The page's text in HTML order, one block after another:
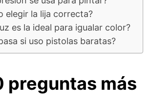
elegir la lija correcta?
es la ideal para igualar color?
si uso pistolas baratas?
preguntas más